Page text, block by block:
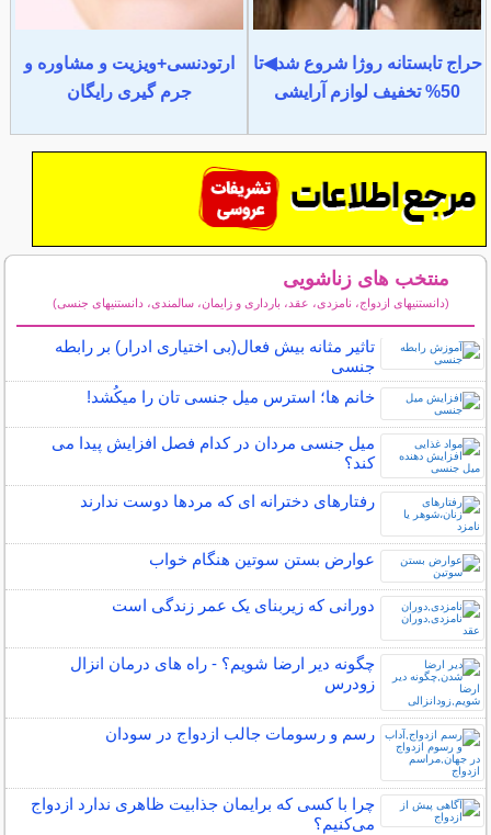
حراج تابستانه روژا شروع شد◀تا
50% تخفیف لوازم آرایشی
ارتودنسی+ویزیت و مشاوره و
جرم گیری رایگان
منتخب های زناشویی
(دانستنیهای ازدواج، نامزدی، عقد، بارداری و زایمان، سالمندی، دانستنیهای جنسی)
تاثیر مثانه بیش فعال(بی اختیاری ادرار) بر رابطه
جنسی
خانم ها؛ استرس میل جنسی تان را میکُشد!
میل جنسی مردان در کدام فصل افزایش پیدا می
کند؟
رفتارهای دخترانه ای که مردها دوست ندارند
عوارض بستن سوتین هنگام خواب
دورانی که زیربنای یک عمر زندگی‌ است
چگونه دیر ارضا شویم؟ - راه های درمان انزال
زودرس
رسم و رسومات جالب ازدواج در سودان
چرا با کسی که برایمان جذابیت ظاهری ندارد ازدواج
می‌کنیم؟